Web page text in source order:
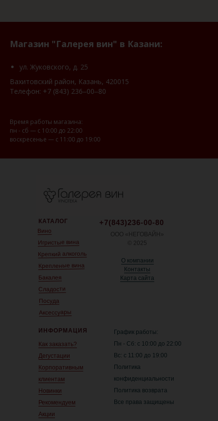
Магазин "Галерея вин" в Казани:
ул. Жуковского, д. 25
Вахитовский район, Казань, 420015
Телефон: +7 (843) 236‒00‒80
Время работы магазина:
пн - сб — с 10:00 до 22:00
воскресенье — с 11:00 до 19:00
КАТАЛОГ
Вино
Игристые вина
Крепкий алкоголь
Крепленые вина
Бакалея
Сладости
Посуда
Аксессуары
ИНФОРМАЦИЯ
Как заказать?
Дегустации
Корпоративным
клиентам
Новинки
Рекомендуем
Акции
График работы:
Пн - Сб: с 10:00 до 22:00
Вс: с 11:00 до 19:00
Политика
конфиденциальности
Политика возврата
Все права защищены
ООО «НЕГОВАЙН»
© 2025
О компании
Контакты
Карта сайта
+7(843)236-00-80